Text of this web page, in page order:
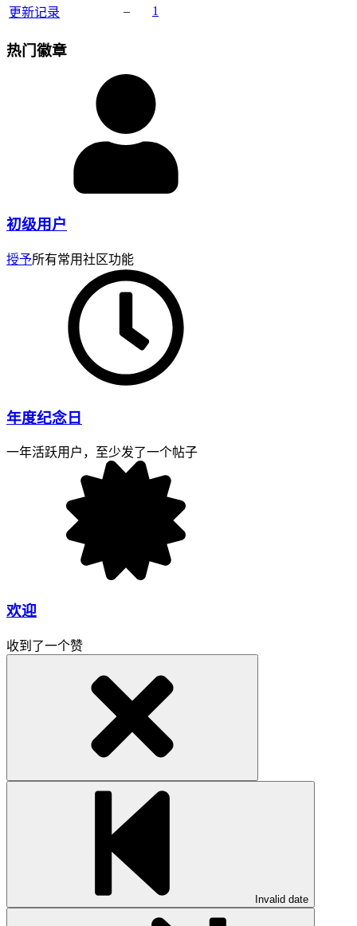
更新记录
– 1
热门徽章
初级用户
授予所有常用社区功能
年度纪念日
一年活跃用户，至少发了一个帖子
欢迎
收到了一个赞
Invalid date